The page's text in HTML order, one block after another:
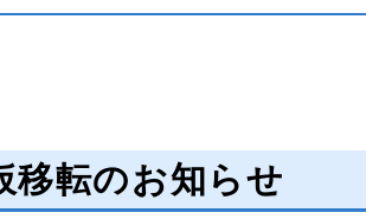
移転のお知らせ